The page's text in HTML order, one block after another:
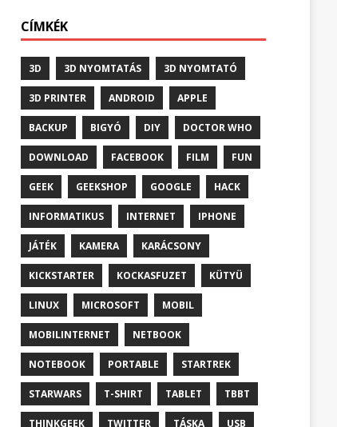
CÍMKÉK
3D 3D NYOMTATÁS 3D NYOMTATÓ
3D PRINTER ANDROID APPLE
BACKUP BIGYÓ DIY DOCTOR WHO
DOWNLOAD FACEBOOK FILM FUN
GEEK GEEKSHOP GOOGLE HACK
INFORMATIKUS INTERNET IPHONE
JÁTÉK KAMERA KARÁCSONY
KICKSTARTER KOCKASFUZET KÜTYÜ
LINUX MICROSOFT MOBIL
MOBILINTERNET NETBOOK
NOTEBOOK PORTABLE STARTREK
STARWARS T-SHIRT TABLET TBBT
THINKGEEK TWITTER TÁSKA USB